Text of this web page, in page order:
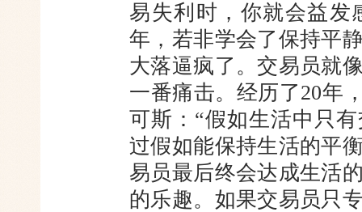
易失利时，你就会益发
年，若非学会了保持平
大落逼疯了。交易员就
一番痛击。经历了20年
可斯：“假如生活中只
过假如能保持生活的平
易员最后终会达成生活
的乐趣。如果交易员只